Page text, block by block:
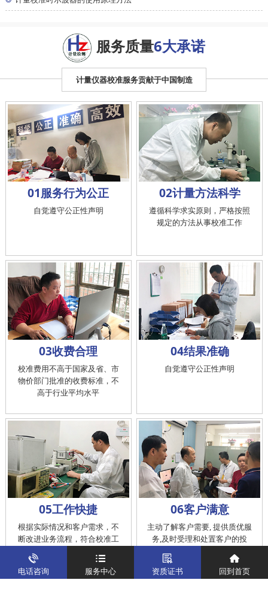
服务质量6大承诺
计量仪器校准服务贡献于中国制造
01服务行为公正
自觉遵守公正性声明
02计量方法科学
遵循科学求实原则，严格按照
规定的方法从事校准工作
03收费合理
校准费用不高于国家及省、市
物价部门批准的收费标准，不
高于行业平均水平
04结果准确
自觉遵守公正性声明
05工作快捷
根据实际情况和客户需求，不
断改进业务流程，符合校准工
作在服务的时间标准内完成
06客户满意
主动了解客户需要, 提供质优服
务,及时受理和处置客户的投
诉，提供快捷、方便的后续服
电话咨询 服务中心 资质证书 回到首页